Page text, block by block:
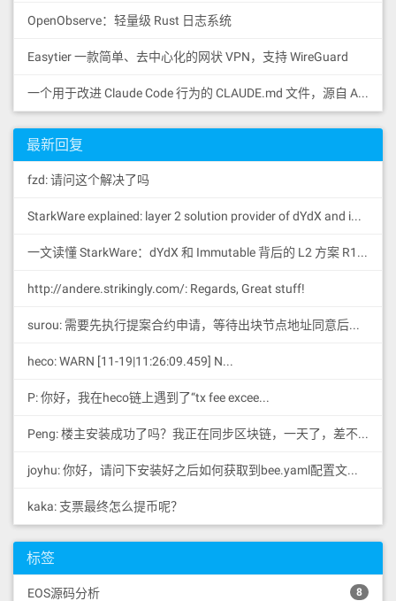
OpenObserve：轻量级 Rust 日志系统
Easytier 一款简单、去中心化的网状 VPN，支持 WireGuard
一个用于改进 Claude Code 行为的 CLAUDE.md 文件，源自 Andrej Karpathy 对 LLM 编码陷阱的观察。
最新回复
fzd: 请问这个解决了吗
StarkWare explained: layer 2 solution provider of dYdX and iMMUTABLE R11; BitKeep News: [...]Layer 2: https://...
一文读懂 StarkWare：dYdX 和 Immutable 背后的 L2 方案 R11; BitKeep 博客: [...]Layer 2:Comparing Laye...
http://andere.strikingly.com/: Regards, Great stuff!
surou: 需要先执行提案合约申请，等待出块节点地址同意后，才会进...
heco: WARN [11-19|11:26:09.459] N...
P: 你好，我在heco链上遇到了“tx fee excee...
Peng: 楼主安装成功了吗？我正在同步区块链，一天了，差不多才同...
joyhu: 你好，请问下安装好之后如何获取到bee.yaml配置文...
kaka: 支票最终怎么提币呢？
标签
EOS源码分析 8